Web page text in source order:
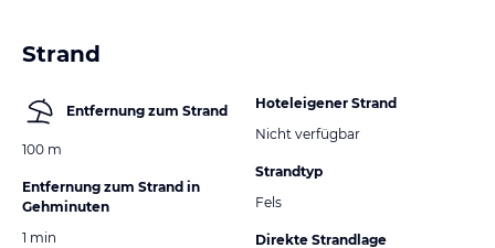
Strand
Entfernung zum Strand
100 m
Entfernung zum Strand in
Gehminuten
1 min
Hoteleigener Strand
Nicht verfügbar
Strandtyp
Fels
Direkte Strandlage